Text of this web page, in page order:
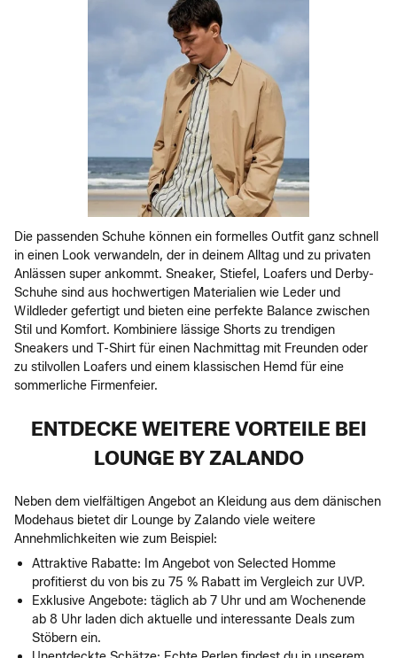
Die passenden Schuhe können ein formelles Outfit ganz schnell
in einen Look verwandeln, der in deinem Alltag und zu privaten
Anlässen super ankommt. Sneaker, Stiefel, Loafers und Derby-
Schuhe sind aus hochwertigen Materialien wie Leder und
Wildleder gefertigt und bieten eine perfekte Balance zwischen
Stil und Komfort. Kombiniere lässige Shorts zu trendigen
Sneakers und T-Shirt für einen Nachmittag mit Freunden oder
zu stilvollen Loafers und einem klassischen Hemd für eine
sommerliche Firmenfeier.
ENTDECKE WEITERE VORTEILE BEI
LOUNGE BY ZALANDO
Neben dem vielfältigen Angebot an Kleidung aus dem dänischen
Modehaus bietet dir Lounge by Zalando viele weitere
Annehmlichkeiten wie zum Beispiel:
Attraktive Rabatte: Im Angebot von Selected Homme
profitierst du von bis zu 75 % Rabatt im Vergleich zur UVP.
Exklusive Angebote: täglich ab 7 Uhr und am Wochenende
ab 8 Uhr laden dich aktuelle und interessante Deals zum
Stöbern ein.